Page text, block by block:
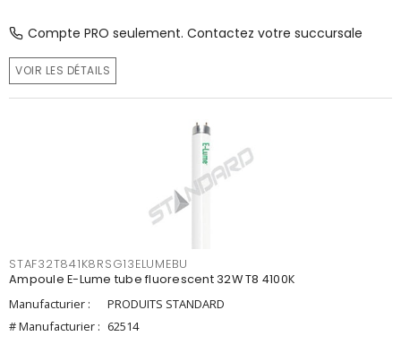
Compte PRO seulement. Contactez votre succursale
VOIR LES DÉTAILS
STAF32T841K8RSG13ELUMEBU
Ampoule E-Lume tube fluorescent 32W T8 4100K
Manufacturier :
PRODUITS STANDARD
# Manufacturier : 62514